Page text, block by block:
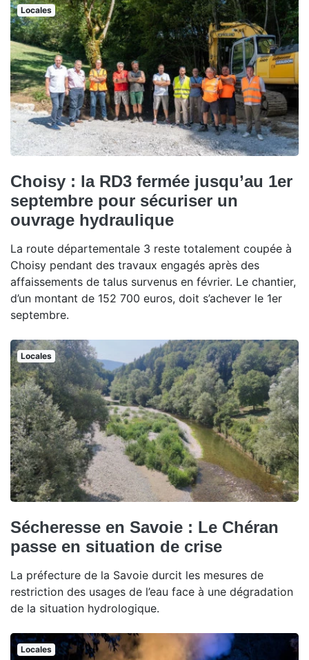
Locales
Choisy : la RD3 fermée jusqu’au 1er
septembre pour sécuriser un
ouvrage hydraulique
La route départementale 3 reste totalement coupée à
Choisy pendant des travaux engagés après des
affaissements de talus survenus en février. Le chantier,
d’un montant de 152 700 euros, doit s’achever le 1er
septembre.
Locales
Sécheresse en Savoie : Le Chéran
passe en situation de crise
La préfecture de la Savoie durcit les mesures de
restriction des usages de l’eau face à une dégradation
de la situation hydrologique.
Locales